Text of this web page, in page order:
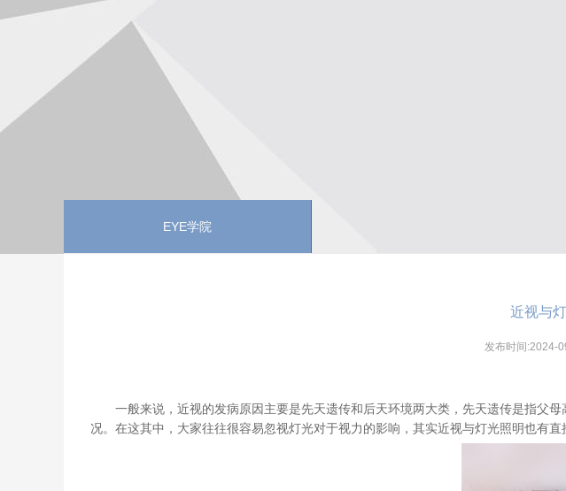
EYE学院
近视与
发布时间
一般来说，近视的发病原因主要是先天遗传和后天环境两大类，先天遗传是指父母
况。 在这其中，大家往往很容易忽视灯光对于视力的影响 ， 其实近视与灯光照明也有直